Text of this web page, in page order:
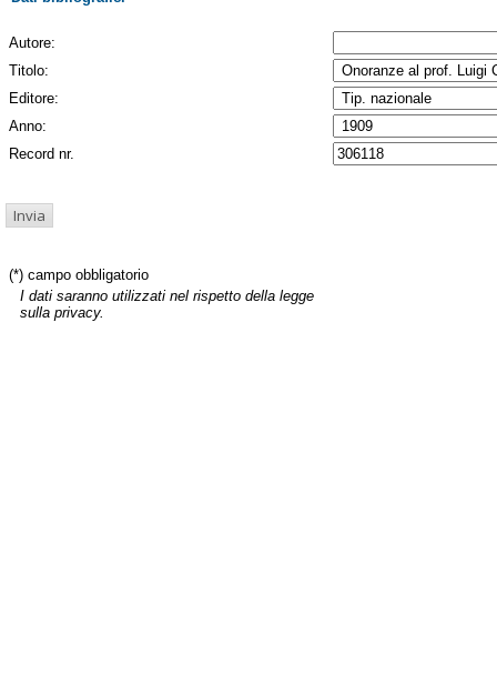
Autore:
Titolo:
Editore:
Anno:
Record nr.
(*) campo obbligatorio
I dati saranno utilizzati nel rispetto della legge
sulla privacy.